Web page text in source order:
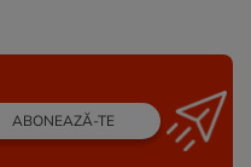
ABONEAZĂ-TE